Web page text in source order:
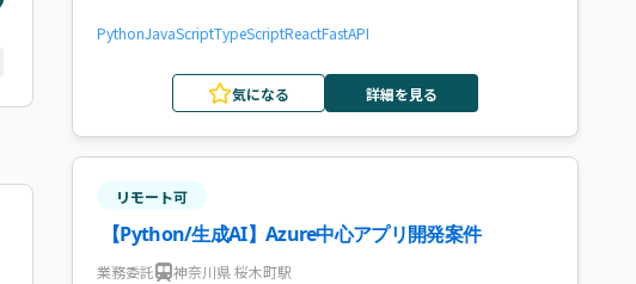
PythonJavaScriptTypeScriptReactFastAPI
気になる 詳細を見る
リモート可
【Python/生成AI】Azure中心アプリ開発案件
業務委託 神奈川県 桜木町駅